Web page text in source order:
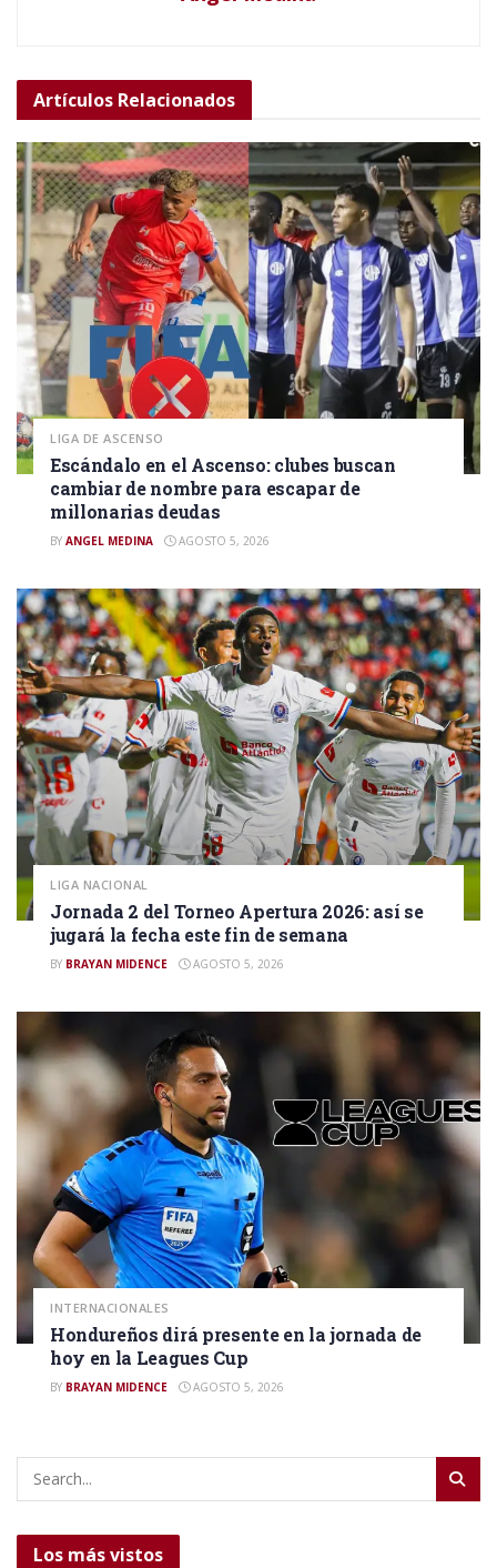
Artículos Relacionados
LIGA DE ASCENSO
Escándalo en el Ascenso: clubes buscan
cambiar de nombre para escapar de
millonarias deudas
BY ANGEL MEDINA AGOSTO 5, 2026
LIGA NACIONAL
Jornada 2 del Torneo Apertura 2026: así se
jugará la fecha este fin de semana
BY BRAYAN MIDENCE AGOSTO 5, 2026
INTERNACIONALES
Hondureños dirá presente en la jornada de
hoy en la Leagues Cup
BY BRAYAN MIDENCE AGOSTO 5, 2026
Los más vistos